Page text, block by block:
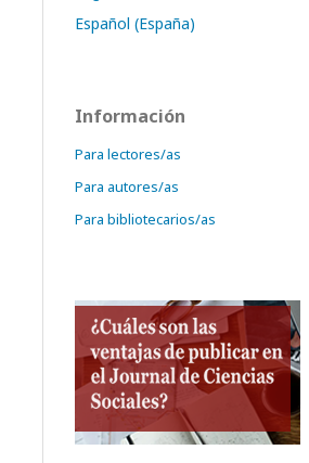
Español (España)
Información
Para lectores/as
Para autores/as
Para bibliotecarios/as